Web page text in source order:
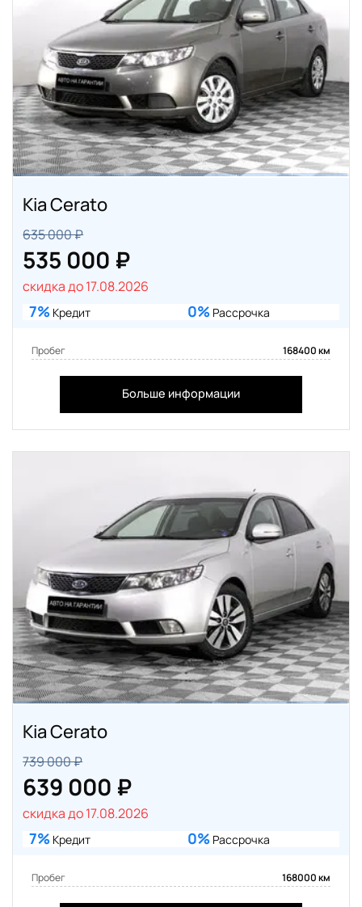
Kia Cerato
635 000 ₽
535 000 ₽
скидка до 17.08.2026
7% Кредит 0% Рассрочка
Пробег 168400 км
Больше информации
Kia Cerato
739 000 ₽
639 000 ₽
скидка до 17.08.2026
7% Кредит 0% Рассрочка
Пробег 168000 км